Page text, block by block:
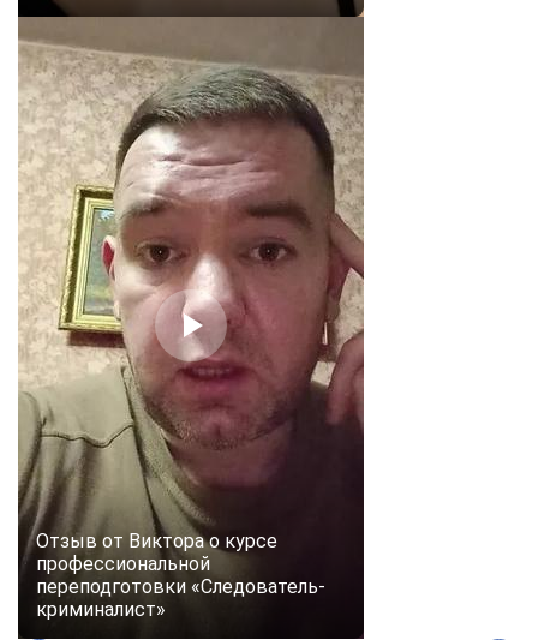
Отзыв от Виктора о курсе
профессиональной
переподготовки «Следователь-
криминалист»